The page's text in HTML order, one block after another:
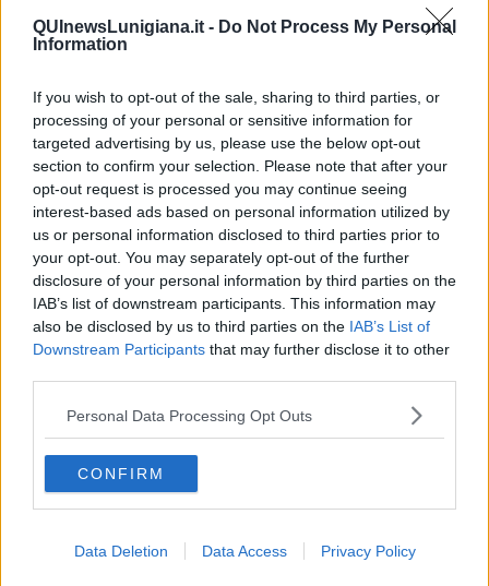
QUInewsLunigiana.it - Do Not Process My Personal
Information
If you wish to opt-out of the sale, sharing to third parties, or
processing of your personal or sensitive information for
targeted advertising by us, please use the below opt-out
section to confirm your selection. Please note that after your
opt-out request is processed you may continue seeing
interest-based ads based on personal information utilized by
us or personal information disclosed to third parties prior to
your opt-out. You may separately opt-out of the further
disclosure of your personal information by third parties on the
IAB’s list of downstream participants. This information may
also be disclosed by us to third parties on the IAB’s List of
Downstream Participants that may further disclose it to other
Personal Data Processing Opt Outs
CONFIRM
Data Deletion Data Access Privacy Policy
Coincidenze e crisi
L'amico
Giulio Regeni
​Il rosario
Paolo Rossi
Maradona
Cronaca
​Ancora Covid
​Biden!
In memoria
​Ancora Francesco
Rieccoci
Tenet
Francesco
Suarez
​Il responso
Non lo so
Destino
Commissari
L'orso